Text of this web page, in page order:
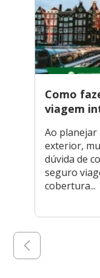
Como
viagem
Ao planejar
exterior,
dúvida de
seguro
cobertura...